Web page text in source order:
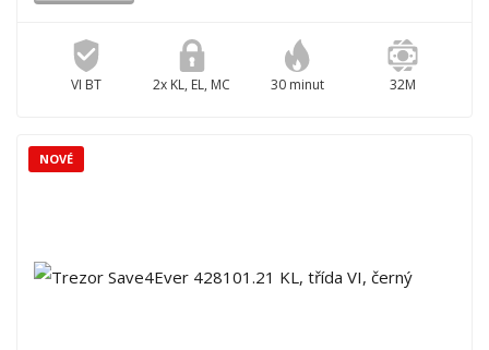
VI BT 2x KL, EL, MC 30 minut 32M
NOVÉ